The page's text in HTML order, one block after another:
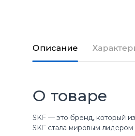
Описание
О товаре
SKF — это бренд, который
SKF стала мировым